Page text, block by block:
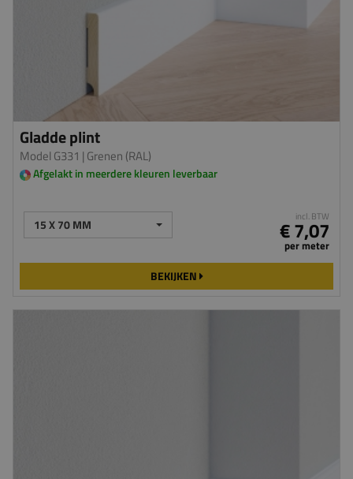
Gladde plint
Model G331 | Grenen (RAL)
Afgelakt in meerdere kleuren leverbaar
15 X 70 MM incl. BTW
€ 7,07
per meter
BEKIJKEN